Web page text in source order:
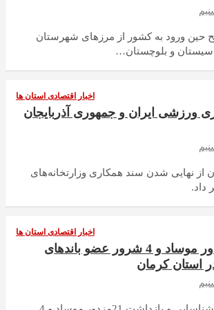
حین ورود به کشور از مرزهای شهرستان
و بلوچستان…
اخبار اقتصادی استان ها
ورزشی ایران و جمهوری آذربایجان
از نهایی شدن سند همکاری وزارتخانه‌های
داد.
اخبار اقتصادی استان ها
بازداشت 21مزدور موساد و 4 شرور عضو باندهای
استان کرمان